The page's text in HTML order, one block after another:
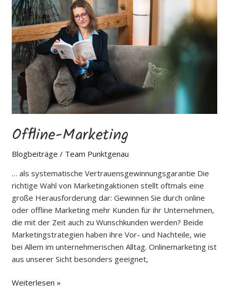
Offline-Marketing
Blogbeiträge / Team Punktgenau
… als systematische Vertrauensgewinnungsgarantie Die
richtige Wahl von Marketingaktionen stellt oftmals eine
große Herausforderung dar: Gewinnen Sie durch online
oder offline Marketing mehr Kunden für ihr Unternehmen,
die mit der Zeit auch zu Wunschkunden werden? Beide
Marketingstrategien haben ihre Vor- und Nachteile, wie
bei Allem im unternehmerischen Alltag. Onlinemarketing ist
aus unserer Sicht besonders geeignet,
Weiterlesen »